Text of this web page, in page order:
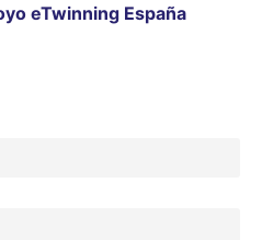
eTwinning España